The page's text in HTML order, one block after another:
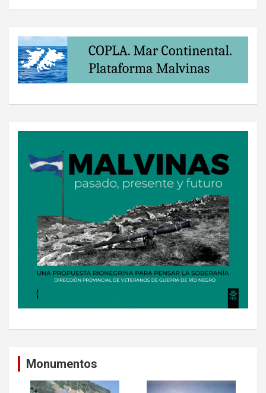
Monumentos